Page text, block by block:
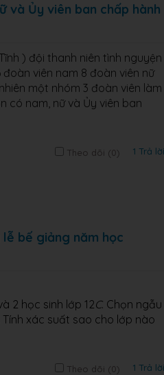
và Ủy viên ban chấp hành
) đội thanh niên tình nguyện
viên nam 8 đoàn viên nữ
một nhóm 3 đoàn viên làm
có nam, nữ và Ủy viên ban
Theo dõi (0) 1 Trả lời
bế giảng năm học
2 học sinh lớp 12C. Chọn ngẫu
xác suất sao cho lớp nào
Theo dõi (0) 1 Trả lời